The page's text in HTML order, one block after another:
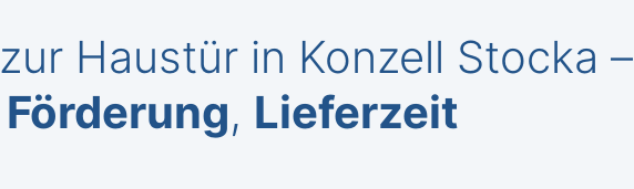
zur Haustür in Konzell Stocka –
Förderung, Lieferzeit